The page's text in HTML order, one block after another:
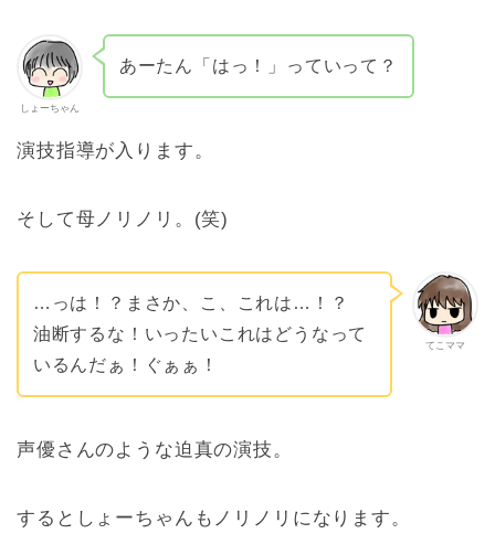
しょーちゃん
あーたん「はっ！」っていって？
演技指導が入ります。
そして母ノリノリ。(笑)
てこママ
…っは！？まさか、こ、これは…！？
油断するな！いったいこれはどうなって
いるんだぁ！ぐぁぁ！
声優さんのような迫真の演技。
するとしょーちゃんもノリノリになります。